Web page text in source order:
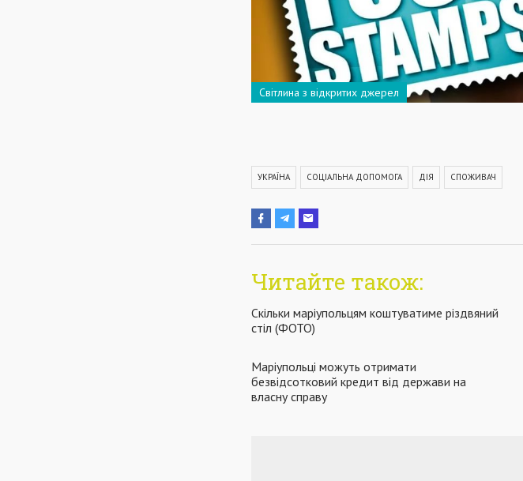
Світлина з відкритих джерел
УКРАЇНА СОЦІАЛЬНА ДОПОМОГА ДІЯ СПОЖИВАЧ
Читайте також:
Скільки маріупольцям коштуватиме різдвяний
стіл (ФОТО)
Маріупольці можуть отримати
безвідсотковий кредит від держави на
власну справу